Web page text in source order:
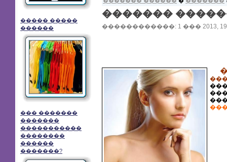
����� �����
������
��� �������
�������
�����������
��������
������
�������?
�������
������������: 1 ��� 2013,